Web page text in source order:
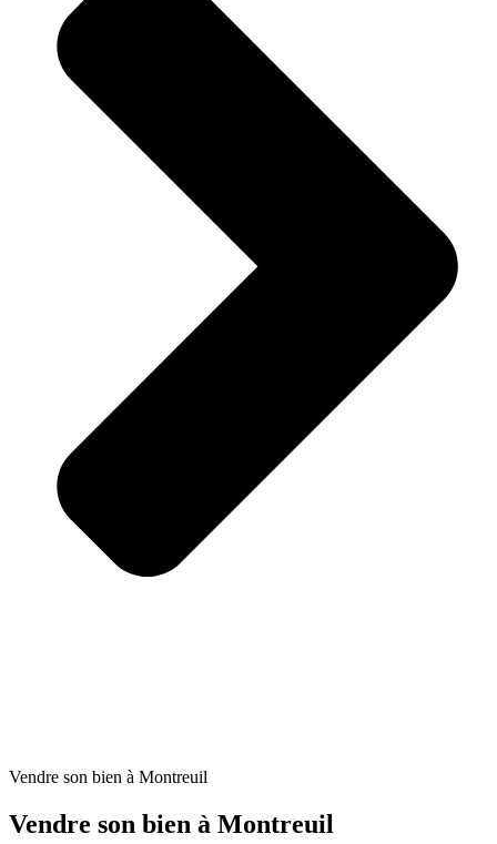
Vendre son bien à Montreuil
Vendre son bien à Montreuil